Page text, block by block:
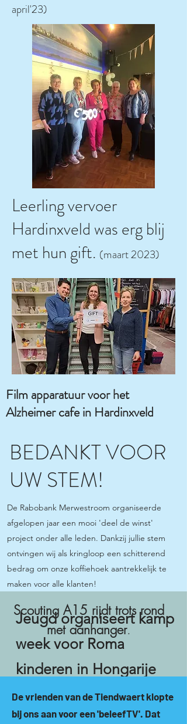
april'23)
Leerling vervoer
Hardinxveld was erg blij
met hun gift. (maart 2023)
Film apparatuur voor het
Alzheimer cafe in Hardinxveld
BEDANKT VOOR
UW STEM!
De Rabobank Merwestroom organiseerde
afgelopen jaar een mooi 'deel de winst'
project onder alle leden. Dankzij jullie stem
ontvingen wij als kringloop een schitterend
bedrag om onze koffiehoek aantrekkelijk te
maken voor alle klanten!
Jeugd organiseert kamp
week voor Roma
kinderen in Hongarije
(juli 2022)
Scouting A15 rijdt trots rond
met aanhanger.
De vrienden van de Tiendwaert klopte
bij ons aan voor een 'beleefTV'. Dat